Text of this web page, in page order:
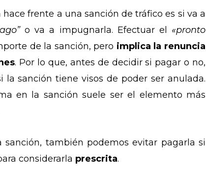
frente a una sanción de tráfico es si va a
o va a impugnarla. Efectuar el «pronto
de la sanción, pero implica la renuncia
. Por lo que, antes de decidir si pagar o no,
la sanción tiene visos de poder ser anulada.
en la sanción suele ser el elemento más
también podemos evitar pagarla si
considerarla prescrita.